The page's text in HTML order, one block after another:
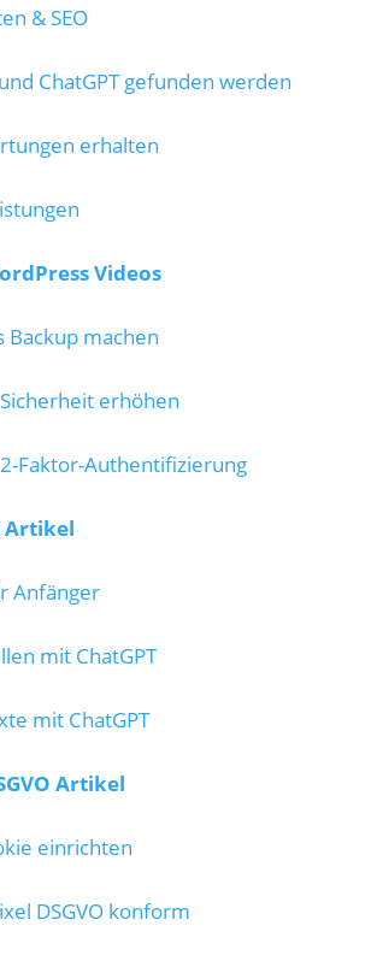
& SEO
ChatGPT gefunden werden
erhalten
Videos
Backup machen
erhöhen
Faktor-Authentifizierung
Artikel
Anfänger
mit ChatGPT
mit ChatGPT
Artikel
einrichten
DSGVO konform